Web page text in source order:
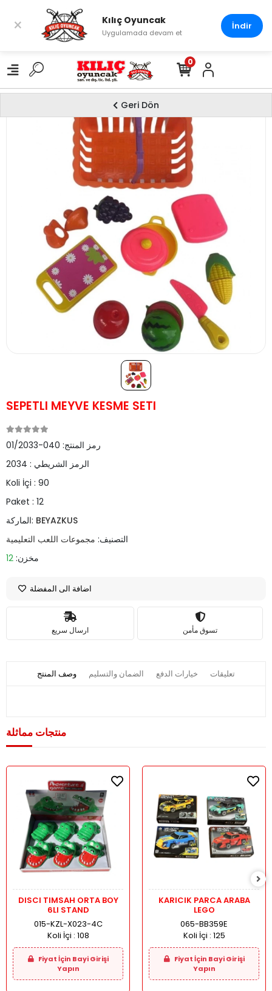
0
Geri Dön
SEPETLI MEYVE KESME SETI
رمز المنتج: 040-01/2033
الرمز الشريطي : 2034
Koli İçi : 90
Paket : 12
الماركة: BEYAZKUS
التصنيف: مجموعات اللعب التعليمية
مخزن: 12
اضافة الى المفضلة
ارسال سريع تسوق مأمن
وصف المنتج الضمان والتسليم خيارات الدفع تعليقات
منتجات مماثلة
DISCI TIMSAH ORTA BOY
6LI STAND
015-KZL-X023-4C
Koli İçi : 108
Fiyat İçin Bayi Girişi
Yapın
KARICIK PARCA ARABA
LEGO
065-BB359E
Koli İçi : 125
Fiyat İçin Bayi Girişi
Yapın
× Kılıç Oyuncak
Uygulamada devam et
İndir